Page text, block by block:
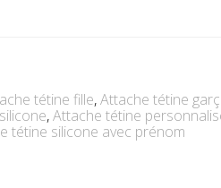
tétine fille,Attache tétine
,Attache tétine
tétine silicone avec prénom